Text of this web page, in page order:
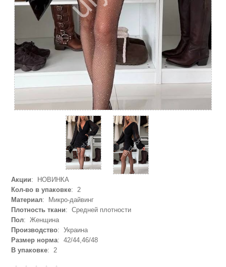
Акции: НОВИНКА
Кол-во в упаковке: 2
Материал: Микро-дайвинг
Плотность ткани: Средней плотности
Пол: Женщина
Производство: Украина
Размер норма: 42/44,46/48
В упаковке: 2